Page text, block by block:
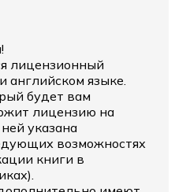
лицензионный
английском языке.
будет вам
лицензию на
указана
возможностях
книги в